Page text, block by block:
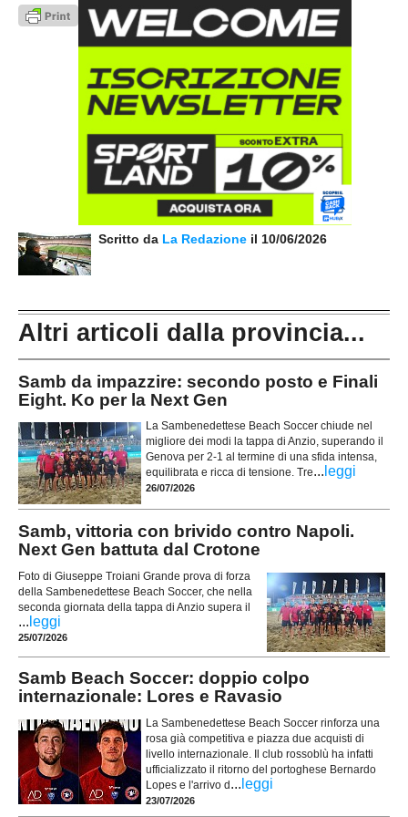
Scritto da La Redazione il 10/06/2026
Altri articoli dalla provincia...
Samb da impazzire: secondo posto e Finali
Eight. Ko per la Next Gen
La Sambenedettese Beach Soccer chiude nel
migliore dei modi la tappa di Anzio, superando il
Genova per 2-1 al termine di una sfida intensa,
equilibrata e ricca di tensione. Tre... leggi
26/07/2026
Samb, vittoria con brivido contro Napoli.
Next Gen battuta dal Crotone
Foto di Giuseppe Troiani Grande prova di forza
della Sambenedettese Beach Soccer, che nella
seconda giornata della tappa di Anzio supera il
... leggi
25/07/2026
Samb Beach Soccer: doppio colpo
internazionale: Lores e Ravasio
La Sambenedettese Beach Soccer rinforza una
rosa già competitiva e piazza due acquisti di
livello internazionale. Il club rossoblù ha infatti
ufficializzato il ritorno del portoghese Bernardo
Lopes e l'arrivo d... leggi
23/07/2026